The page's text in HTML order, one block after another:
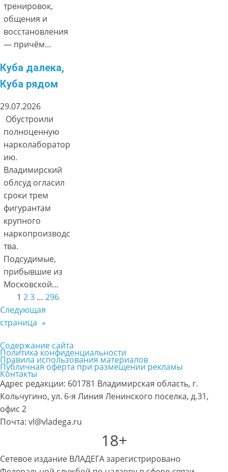
тренировок,
общения и
восстановления
— причём…
Куба далека,
Куба рядом
29.07.2026
Обустроили
полноценную
нарколаборатор
ию.
Владимирский
облсуд огласил
сроки трем
фигурантам
крупного
наркопроизводс
тва.
Подсудимые,
прибывшие из
Московской…
1 23 … 296
Следующая
страница »
Содержание сайта
Политика конфиденциальности
Правила использования материалов
Публичная оферта при размещении рекламы
Контакты
Адрес редакции: 601781 Владимирская область, г.
Кольчугино, ул. 6-я Линия Ленинского поселка, д.31,
офис 2
Почта: vl@vladega.ru
18+
Сетевое издание ВЛАДЕГА зарегистрировано